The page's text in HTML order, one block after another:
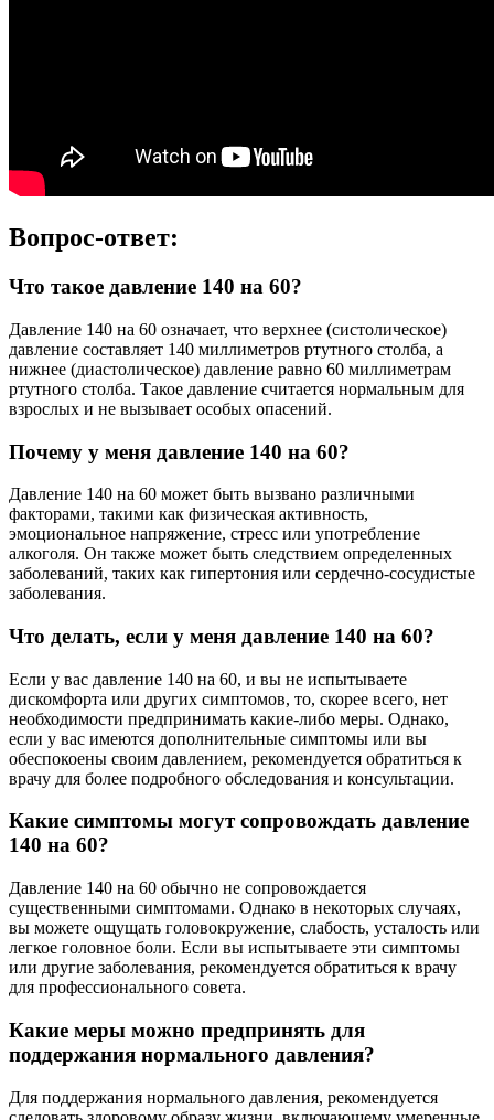
Вопрос-ответ:
Что такое давление 140 на 60?
Давление 140 на 60 означает, что верхнее (систолическое)
давление составляет 140 миллиметров ртутного столба, а
нижнее (диастолическое) давление равно 60 миллиметрам
ртутного столба. Такое давление считается нормальным для
взрослых и не вызывает особых опасений.
Почему у меня давление 140 на 60?
Давление 140 на 60 может быть вызвано различными
факторами, такими как физическая активность,
эмоциональное напряжение, стресс или употребление
алкоголя. Он также может быть следствием определенных
заболеваний, таких как гипертония или сердечно-сосудистые
заболевания.
Что делать, если у меня давление 140 на 60?
Если у вас давление 140 на 60, и вы не испытываете
дискомфорта или других симптомов, то, скорее всего, нет
необходимости предпринимать какие-либо меры. Однако,
если у вас имеются дополнительные симптомы или вы
обеспокоены своим давлением, рекомендуется обратиться к
врачу для более подробного обследования и консультации.
Какие симптомы могут сопровождать давление
140 на 60?
Давление 140 на 60 обычно не сопровождается
существенными симптомами. Однако в некоторых случаях,
вы можете ощущать головокружение, слабость, усталость или
легкое головное боли. Если вы испытываете эти симптомы
или другие заболевания, рекомендуется обратиться к врачу
для профессионального совета.
Какие меры можно предпринять для
поддержания нормального давления?
Для поддержания нормального давления, рекомендуется